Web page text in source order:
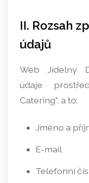
II. Rozsah
údajů
Web Jídelny
údaje
Catering", a to:
Jméno a
E-mail
Telefonní